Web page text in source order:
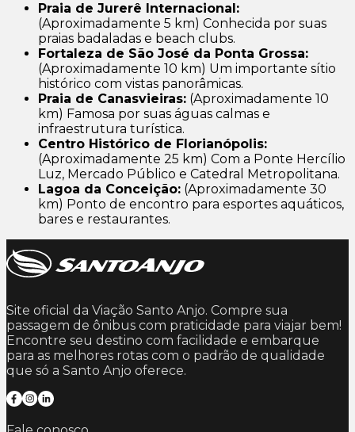
Praia de Jurerê Internacional:
(Aproximadamente 5 km) Conhecida por suas
praias badaladas e beach clubs.
Fortaleza de São José da Ponta Grossa:
(Aproximadamente 10 km) Um importante sítio
histórico com vistas panorâmicas.
Praia de Canasvieiras: (Aproximadamente 10
km) Famosa por suas águas calmas e
infraestrutura turística.
Centro Histórico de Florianópolis:
(Aproximadamente 25 km) Com a Ponte Hercílio
Luz, Mercado Público e Catedral Metropolitana.
Lagoa da Conceição: (Aproximadamente 30
km) Ponto de encontro para esportes aquáticos,
bares e restaurantes.
Site oficial da Viação Santo Anjo. Compre sua
passagem de ônibus com praticidade para viajar bem!
Encontre seu destino com facilidade e embarque
para as melhores rotas com o padrão de qualidade
que só a Santo Anjo oferece.